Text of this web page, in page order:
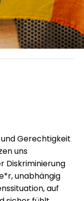
Gerechtigkeit
uns
Diskriminierung
unabhängig
auf